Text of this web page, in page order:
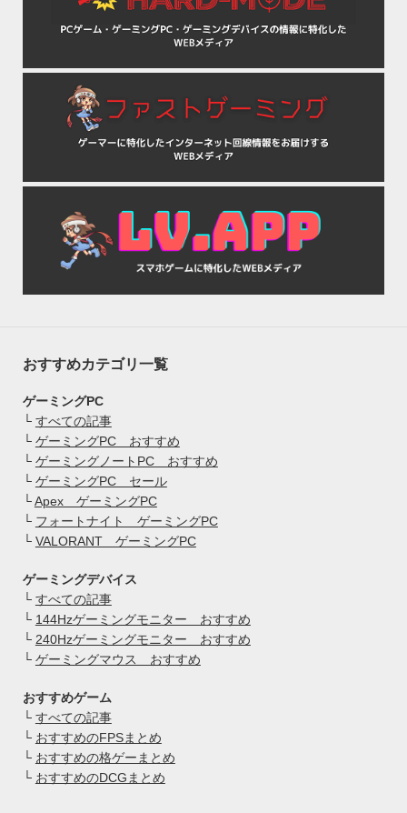
おすすめカテゴリ一覧
ゲーミングPC
└ すべての記事
└ ゲーミングPC おすすめ
└ ゲーミングノートPC おすすめ
└ ゲーミングPC セール
└Apex ゲーミングPC
└ フォートナイト ゲーミングPC
└ VALORANT ゲーミングPC
ゲーミングデバイス
└ すべての記事
└ 144Hzゲーミングモニター おすすめ
└ 240Hzゲーミングモニター おすすめ
└ ゲーミングマウス おすすめ
おすすめゲーム
└ すべての記事
└ おすすめのFPSまとめ
└ おすすめの格ゲーまとめ
└ おすすめのDCGまとめ